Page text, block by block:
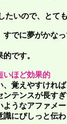
いので、とても
に夢がかなっ
です。
いほど効果的
えやすければ
ンスが長すぎ
うなアファメー
にぴしっと伝わ